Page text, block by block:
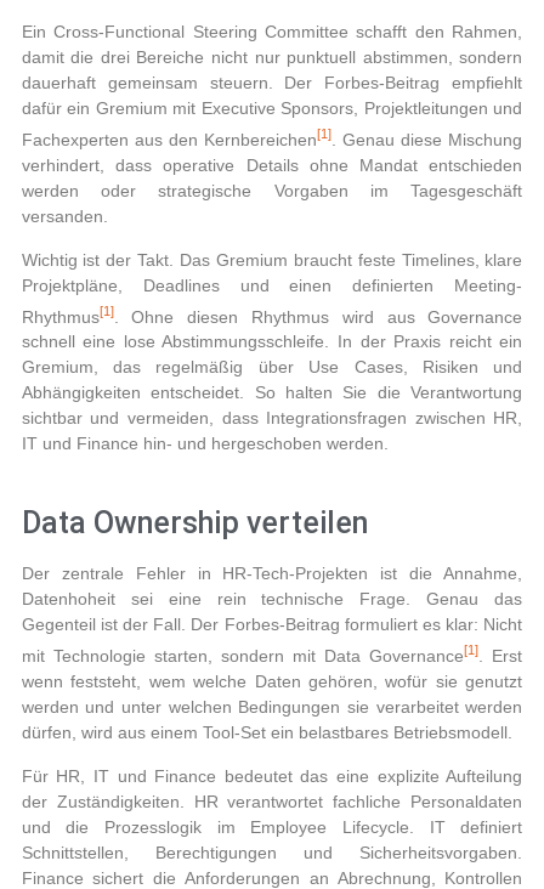
Ein Cross-Functional Steering Committee schafft den Rahmen,
damit die drei Bereiche nicht nur punktuell abstimmen, sondern
dauerhaft gemeinsam steuern. Der Forbes-Beitrag empfiehlt
dafür ein Gremium mit Executive Sponsors, Projektleitungen und
Fachexperten aus den Kernbereichen[1]
. Genau diese Mischung
verhindert, dass operative Details ohne Mandat entschieden
werden oder strategische Vorgaben im Tagesgeschäft
versanden.
Wichtig ist der Takt. Das Gremium braucht feste Timelines, klare
Projektpläne, Deadlines und einen definierten Meeting-
Rhythmus[1]. Ohne diesen Rhythmus wird aus Governance
schnell eine lose Abstimmungsschleife. In der Praxis reicht ein
Gremium, das regelmäßig über Use Cases, Risiken und
Abhängigkeiten entscheidet. So halten Sie die Verantwortung
sichtbar und vermeiden, dass Integrationsfragen zwischen HR,
IT und Finance hin- und hergeschoben werden.
Data Ownership verteilen
Der zentrale Fehler in HR-Tech-Projekten ist die Annahme,
Datenhoheit sei eine rein technische Frage. Genau das
Gegenteil ist der Fall. Der Forbes-Beitrag formuliert es klar: Nicht
mit Technologie starten, sondern mit Data Governance[1]
. Erst
wenn feststeht, wem welche Daten gehören, wofür sie genutzt
werden und unter welchen Bedingungen sie verarbeitet werden
dürfen, wird aus einem Tool-Set ein belastbares Betriebsmodell.
Für HR, IT und Finance bedeutet das eine explizite Aufteilung
der Zuständigkeiten. HR verantwortet fachliche Personaldaten
und die Prozesslogik im Employee Lifecycle. IT definiert
Schnittstellen, Berechtigungen und Sicherheitsvorgaben.
Finance sichert die Anforderungen an Abrechnung, Kontrollen